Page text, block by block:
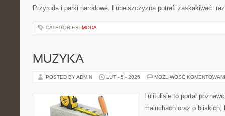
Przyroda i parki narodowe. Lubelszczyzna potrafi zaskakiwać:
CATEGORIES: MODA
MUZYKA
POSTED BY ADMIN LUT - 5 - 2026 MOŻLIWOŚĆ
Lulitulisie to portal
maluchach oraz o